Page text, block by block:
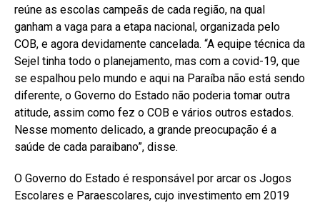
reúne as escolas campeãs de cada região, na qual
ganham a vaga para a etapa nacional, organizada pelo
COB, e agora devidamente cancelada. “A equipe técnica da
Sejel tinha todo o planejamento, mas com a covid-19, que
se espalhou pelo mundo e aqui na Paraíba não está sendo
diferente, o Governo do Estado não poderia tomar outra
atitude, assim como fez o COB e vários outros estados.
Nesse momento delicado, a grande preocupação é a
saúde de cada paraibano”, disse.
O Governo do Estado é responsável por arcar os Jogos
Escolares e Paraescolares, cujo investimento em 2019